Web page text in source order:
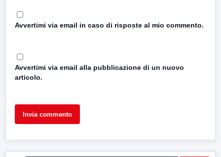
Avvertimi via email in caso di risposte al mio commento.
Avvertimi via email alla pubblicazione di un nuovo
articolo.